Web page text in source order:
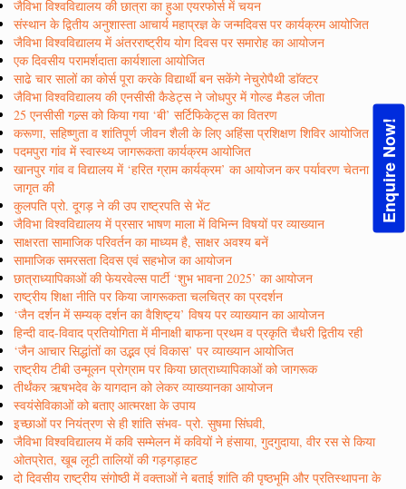
Enquire Now!
जैविभा विश्वविद्यालय की छात्रा का हुआ एयरफोर्स में चयन
संस्थान के द्वितीय अनुशास्ता आचार्य महाप्रज्ञ के जन्मदिवस पर कार्यक्रम आयोजित
जैविभा विश्वविद्यालय में अंतरराष्ट्रीय योग दिवस पर समारोह का आयोजन
एक दिवसीय परामर्शदाता कार्यशाला आयोजित
साढे चार सालों का कोर्स पूरा करके विद्यार्थी बन सकेंगे नेचुरोपैथी डाॅक्टर
जैविभा विश्वविद्यालय की एनसीसी कैडेट्स ने जोधपुर में गोल्ड मैडल जीता
25 एनसीसी गल्र्स को किया गया ‘बी’ सर्टिफिकेट्स का वितरण
करूणा, सहिष्णुता व शांतिपूर्ण जीवन शैली के लिए अहिंसा प्रशिक्षण शिविर आयोजित
पदमपुरा गांव में स्वास्थ्य जागरूकता कार्यक्रम आयोजित
खानपुर गांव व विद्यालय में ‘हरित ग्राम कार्यक्रम’ का आयोजन कर पर्यावरण चेतना
जागृत की
कुलपति प्रो. दूगड़ ने की उप राष्ट्रपति से भेंट
जैविभा विश्वविद्यालय में प्रसार भाषण माला में विभिन्न विषयों पर व्याख्यान
साक्षरता सामाजिक परिवर्तन का माध्यम है, साक्षर अवश्य बनें
सामाजिक समरसता दिवस एवं सहभोज का आयोजन
छात्राध्यापिकाओं की फेयरवेल्स पार्टी ‘शुभ भावना 2025’ का आयोजन
राष्ट्रीय शिक्षा नीति पर किया जागरूकता चलचित्र का प्रदर्शन
‘जैन दर्शन में सम्यक् दर्शन का वैशिष्ट्य’ विषय पर व्याख्यान का आयोजन
हिन्दी वाद-विवाद प्रतियोगिता में मीनाक्षी बाफना प्रथम व प्रकृति चैधरी द्वितीय रही
‘जैन आचार सिद्धांतों का उद्भव एवं विकास’ पर व्याख्यान आयोजित
राष्ट्रीय टीबी उन्मूलन प्रोग्राम पर किया छात्राध्यापिकाओं को जागरूक
तीर्थंकर ऋषभदेव के यागदान को लेकर व्याख्यानका आयोजन
स्वयंसेविकाओं को बताए आत्मरक्षा के उपाय
इच्छाओं पर नियंत्रण से ही शांति संभव- प्रो. सुषमा सिंघवी,
जैविभा विश्वविद्यालय में कवि सम्मेलन में कवियों ने हंसाया, गुदगुदाया, वीर रस से किया
ओतप्रेात, खूब लूटी तालियों की गड़गड़ाहट
दो दिवसीय राष्ट्रीय संगोष्ठी में वक्ताओं ने बताई शांति की पृष्ठभूमि और प्रतिस्थापना के